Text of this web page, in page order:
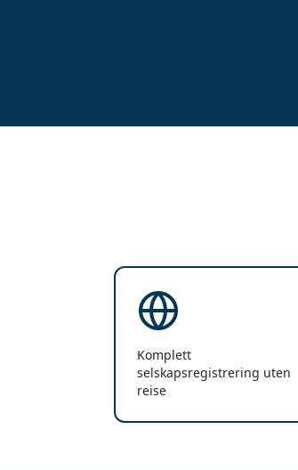
Komplett
selskapsregistrering uten
reise